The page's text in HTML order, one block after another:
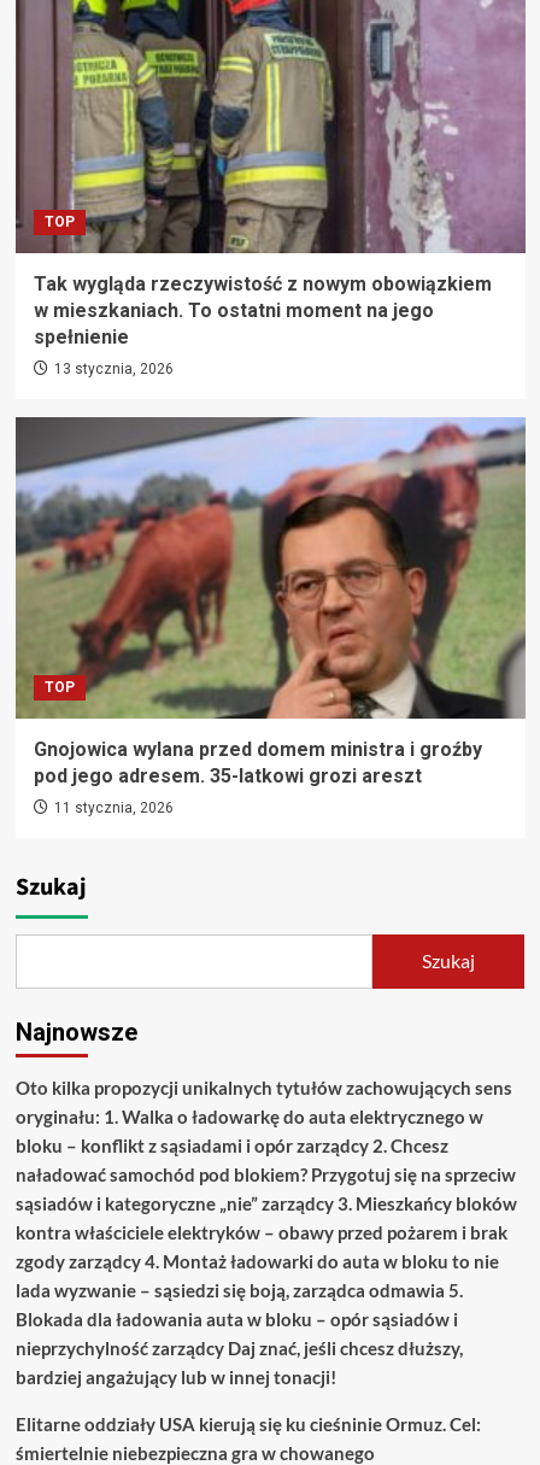
TOP
Tak wygląda rzeczywistość z nowym obowiązkiem
w mieszkaniach. To ostatni moment na jego
spełnienie
13 stycznia, 2026
TOP
Gnojowica wylana przed domem ministra i groźby
pod jego adresem. 35-latkowi grozi areszt
11 stycznia, 2026
Szukaj
Szukaj
Najnowsze
Oto kilka propozycji unikalnych tytułów zachowujących sens
oryginału: 1. Walka o ładowarkę do auta elektrycznego w
bloku – konflikt z sąsiadami i opór zarządcy 2. Chcesz
naładować samochód pod blokiem? Przygotuj się na sprzeciw
sąsiadów i kategoryczne „nie” zarządcy 3. Mieszkańcy bloków
kontra właściciele elektryków – obawy przed pożarem i brak
zgody zarządcy 4. Montaż ładowarki do auta w bloku to nie
lada wyzwanie – sąsiedzi się boją, zarządca odmawia 5.
Blokada dla ładowania auta w bloku – opór sąsiadów i
nieprzychylność zarządcy Daj znać, jeśli chcesz dłuższy,
bardziej angażujący lub w innej tonacji!
Elitarne oddziały USA kierują się ku cieśninie Ormuz. Cel:
śmiertelnie niebezpieczna gra w chowanego